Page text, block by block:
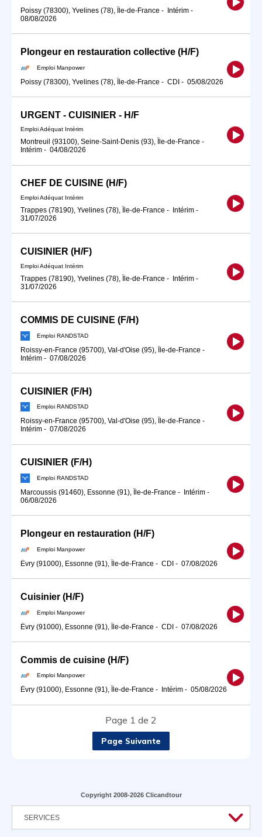
Poissy (78300), Yvelines (78), Île-de-France - Intérim -
08/08/2026
Plongeur en restauration collective (H/F)
Emploi Manpower
Poissy (78300), Yvelines (78), Île-de-France - CDI - 05/08/2026
URGENT - CUISINIER - H/F
Emploi Adéquat Intérim
Montreuil (93100), Seine-Saint-Denis (93), Île-de-France -
Intérim - 04/08/2026
CHEF DE CUISINE (H/F)
Emploi Adéquat Intérim
Trappes (78190), Yvelines (78), Île-de-France - Intérim -
31/07/2026
CUISINIER (H/F)
Emploi Adéquat Intérim
Trappes (78190), Yvelines (78), Île-de-France - Intérim -
31/07/2026
COMMIS DE CUISINE (F/H)
Emploi RANDSTAD
Roissy-en-France (95700), Val-d'Oise (95), Île-de-France -
Intérim - 07/08/2026
CUISINIER (F/H)
Emploi RANDSTAD
Roissy-en-France (95700), Val-d'Oise (95), Île-de-France -
Intérim - 07/08/2026
CUISINIER (F/H)
Emploi RANDSTAD
Marcoussis (91460), Essonne (91), Île-de-France - Intérim -
06/08/2026
Plongeur en restauration (H/F)
Emploi Manpower
Évry (91000), Essonne (91), Île-de-France - CDI - 07/08/2026
Cuisinier (H/F)
Emploi Manpower
Évry (91000), Essonne (91), Île-de-France - CDI - 07/08/2026
Commis de cuisine (H/F)
Emploi Manpower
Évry (91000), Essonne (91), Île-de-France - Intérim - 05/08/2026
Page 1 de 2
Page Suivante
Copyright 2008-2026 Clicandtour
SERVICES